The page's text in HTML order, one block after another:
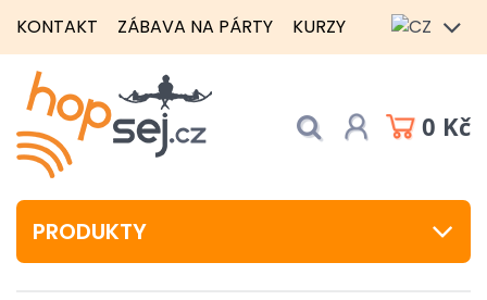
KONTAKT ZÁBAVA NA PÁRTY KURZY
0 Kč
PRODUKTY